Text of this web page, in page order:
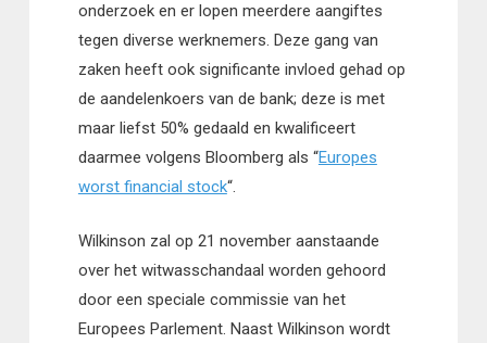
onderzoek en er lopen meerdere aangiftes
tegen diverse werknemers. Deze gang van
zaken heeft ook significante invloed gehad op
de aandelenkoers van de bank; deze is met
maar liefst 50% gedaald en kwalificeert
daarmee volgens Bloomberg als “Europes
worst financial stock“.
Wilkinson zal op 21 november aanstaande
over het witwasschandaal worden gehoord
door een speciale commissie van het
Europees Parlement. Naast Wilkinson wordt